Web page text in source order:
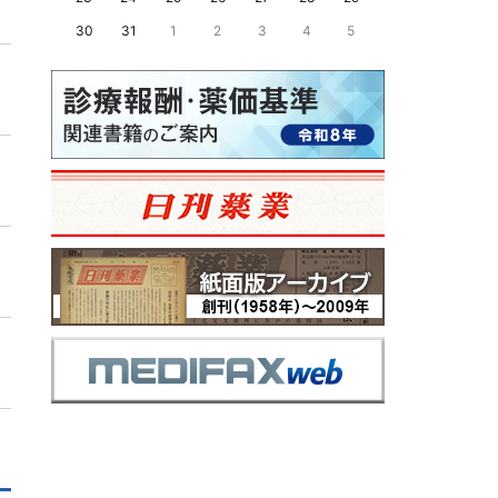
30
31 1 2 3 4 5